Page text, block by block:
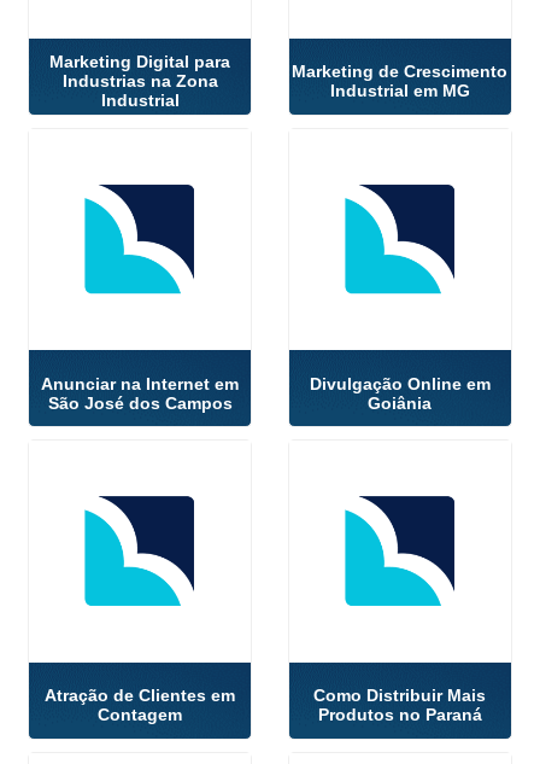
Marketing Digital para
Industrias na Zona
Industrial
Marketing de Crescimento
Industrial em MG
Anunciar na Internet em
São José dos Campos
Divulgação Online em
Goiânia
Atração de Clientes em
Contagem
Como Distribuir Mais
Produtos no Paraná